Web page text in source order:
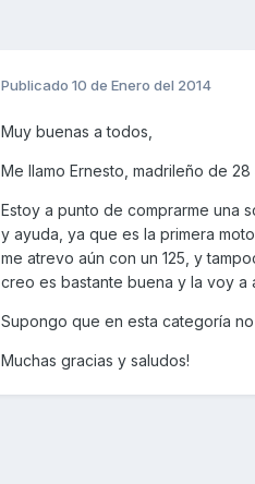
Publicado 10 de Enero del 2014
Muy buenas a todos,
Me llamo Ernesto, madrileño de 28
Estoy a punto de comprarme una
y ayuda, ya que es la primera
me atrevo aún con un 125, y
creo es bastante buena y la voy a
Supongo que en esta categoría
Muchas gracias y saludos!